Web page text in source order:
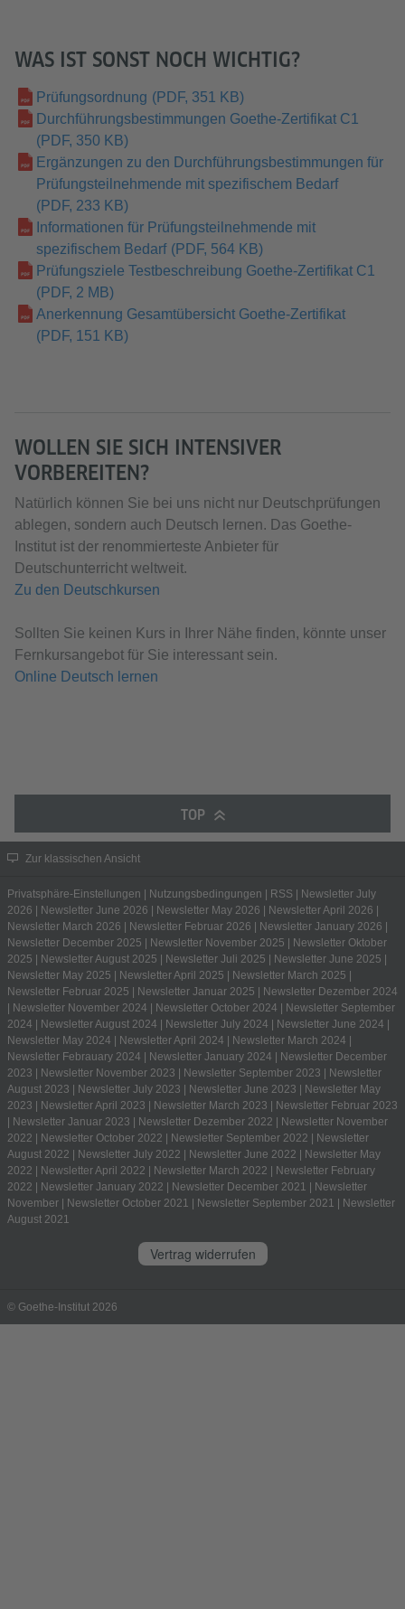
WAS IST SONST NOCH WICHTIG?
Prüfungsordnung (PDF, 351 KB)
Durchführungsbestimmungen Goethe-Zertifikat C1
(PDF, 350 KB)
Ergänzungen zu den Durchführungsbestimmungen für
Prüfungsteilnehmende mit spezifischem Bedarf
(PDF, 233 KB)
Informationen für Prüfungsteilnehmende mit
spezifischem Bedarf (PDF, 564 KB)
Prüfungsziele Testbeschreibung Goethe-Zertifikat C1
(PDF, 2 MB)
Anerkennung Gesamtübersicht Goethe-Zertifikat
(PDF, 151 KB)
WOLLEN SIE SICH INTENSIVER
VORBEREITEN?
Natürlich können Sie bei uns nicht nur Deutschprüfungen
ablegen, sondern auch Deutsch lernen. Das Goethe-
Institut ist der renommierteste Anbieter für
Deutschunterricht weltweit.
Zu den Deutschkursen
Sollten Sie keinen Kurs in Ihrer Nähe finden, könnte unser
Fernkursangebot für Sie interessant sein.
Online Deutsch lernen
TOP
Zur klassischen Ansicht
Privatsphäre-Einstellungen Nutzungsbedingungen RSS
Newsletter July
2026
Newsletter June 2026 Newsletter May 2026 Newsletter April 2026
Newsletter March 2026
Newsletter Februar 2026 Newsletter January 2026
Newsletter December 2025
Newsletter November 2025
Newsletter Oktober
2025
Newsletter August 2025 Newsletter Juli 2025 Newsletter June 2025
Newsletter May 2025
Newsletter April 2025 Newsletter March 2025
Newsletter Februar 2025
Newsletter Januar 2025
Newsletter Dezember 2024
Newsletter November 2024 Newsletter October 2024
Newsletter September
2024
Newsletter August 2024 Newsletter July 2024 Newsletter June 2024
Newsletter May 2024
Newsletter April 2024 Newsletter March 2024
Newsletter Febrauary 2024
Newsletter January 2024
Newsletter December
2023
Newsletter November 2023 Newsletter September 2023
Newsletter
August 2023
Newsletter July 2023 Newsletter June 2023
Newsletter May
2023
Newsletter April 2023 Newsletter March 2023
Newsletter Februar 2023
Newsletter Januar 2023 Newsletter Dezember 2022
Newsletter November
2022
Newsletter October 2022 Newsletter September 2022
Newsletter
August 2022
Newsletter July 2022 Newsletter June 2022
Newsletter May
2022
Newsletter April 2022 Newsletter March 2022
Newsletter February
2022
Newsletter January 2022 Newsletter December 2021
Newsletter
November
Newsletter October 2021 Newsletter September 2021
Newsletter
August 2021
Vertrag widerrufen
© Goethe-Institut 2026